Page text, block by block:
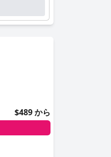
$489 から